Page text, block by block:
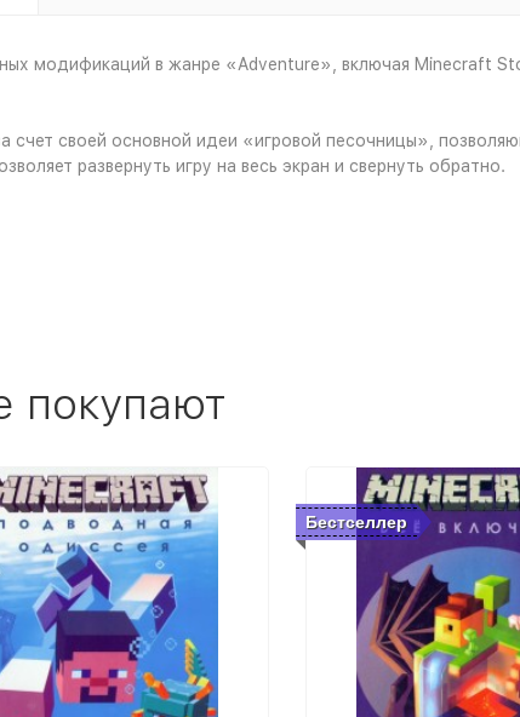
модификаций в жанре «Adventure», включая Minecraft
счет своей основной идеи «игровой песочницы»,
развернуть игру на весь экран и свернуть обратно.
покупают
Бестселлер